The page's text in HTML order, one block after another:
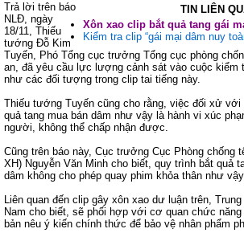
TIN LIÊN
Xôn xao clip bắt quả tang gái
Kiểm tra clip “gái mại dâm nuy
Trả lời trên báo
NLĐ, ngày
18/11, Thiếu
tướng Đỗ Kim
Tuyến, Phó Tổng cục trưởng Tổng cục phòng
an, đã yêu cầu lực lượng cảnh sát vào cuộc kiểm
như các đối tượng trong clip tai tiếng này.
Thiếu tướng Tuyến cũng cho rằng, việc đối xử
quả tang mua bán dâm như vậy là hành vi xúc
người, không thể chấp nhận được.
Cũng trên báo này, Cục trưởng Cục Phòng chống
XH) Nguyễn Văn Minh cho biết, quy trình bắt quả
dâm không cho phép quay phim khỏa thân như
Liên quan đến clip gây xôn xao dư luận trên,
Nam cho biết, sẽ phối hợp với cơ quan chức
bản nêu ý kiến chính thức để bảo vệ nhân phẩm